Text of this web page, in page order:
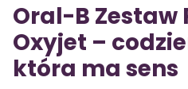
Oral-B Zestaw
Oxyjet –
która ma sens